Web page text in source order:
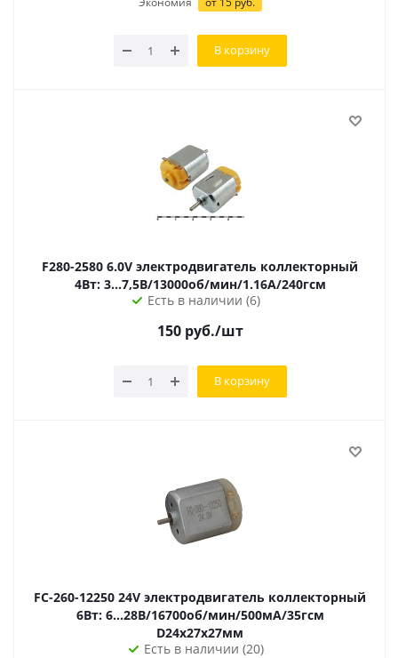
В корзину
F280-2580 6.0V электродвигатель коллекторный
4Вт: 3...7,5В/13000об/мин/1.16А/240гсм
Есть в наличии (6)
150руб./шт
В корзину
FC-260-12250 24V электродвигатель коллекторный
6Вт: 6...28В/16700об/мин/500мА/35гсм
D24х27х27мм
Есть в наличии (20)